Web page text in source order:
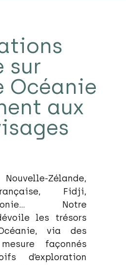
sur
Océanie
aux
Zélande,
Fidji,
Notre
les trésors
via des
façonnés
d’exploration